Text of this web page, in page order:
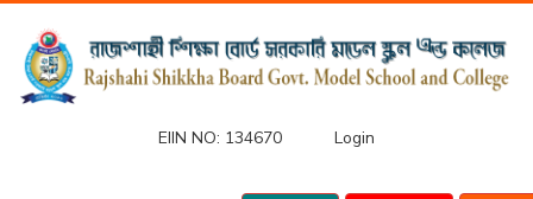
EIIN NO: 134670 Login